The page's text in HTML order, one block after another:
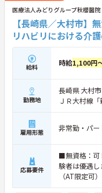
医療法人みどりグループ秋櫻醫院
【長崎県／大村市】
リハビリにおける介
給料 時給1,100円
勤務地
長崎県 大村
ＪＲ大村線
雇用形態 非常勤・パ
応募要件
■無資格：可
験者は優遇
（AT限定可